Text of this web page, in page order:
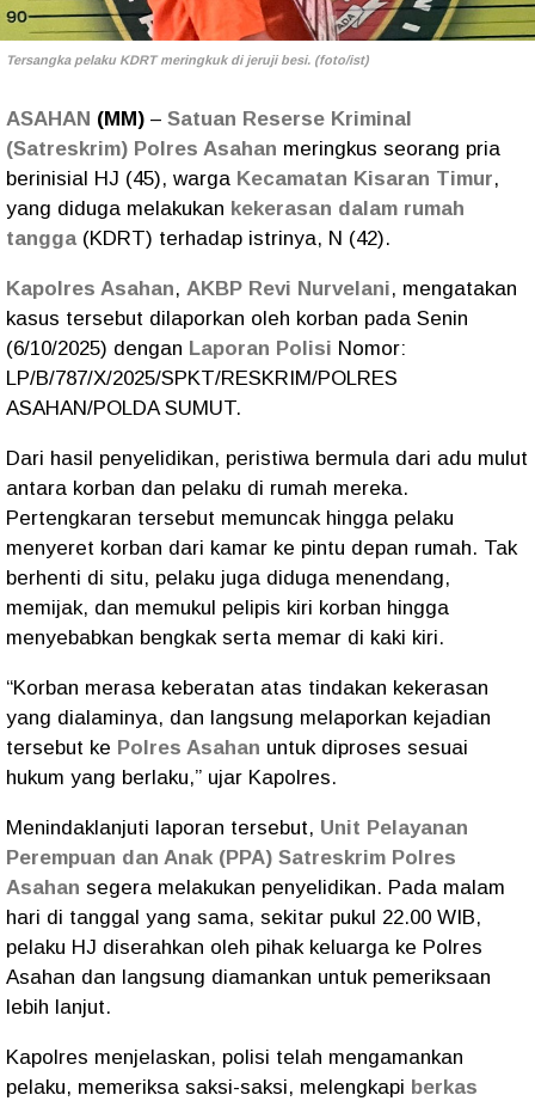
Tersangka pelaku KDRT meringkuk di jeruji besi. (foto/ist)
ASAHAN (MM) – Satuan Reserse Kriminal
(Satreskrim) Polres Asahan meringkus seorang pria
berinisial HJ (45), warga Kecamatan Kisaran Timur,
yang diduga melakukan kekerasan dalam rumah
tangga(KDRT) terhadap istrinya, N (42).
Kapolres Asahan, AKBP Revi Nurvelani, mengatakan
kasus tersebut dilaporkan oleh korban pada Senin
(6/10/2025) dengan Laporan Polisi Nomor:
LP/B/787/X/2025/SPKT/RESKRIM/POLRES
ASAHAN/POLDA SUMUT.
Dari hasil penyelidikan, peristiwa bermula dari adu mulut
antara korban dan pelaku di rumah mereka.
Pertengkaran tersebut memuncak hingga pelaku
menyeret korban dari kamar ke pintu depan rumah. Tak
berhenti di situ, pelaku juga diduga menendang,
memijak, dan memukul pelipis kiri korban hingga
menyebabkan bengkak serta memar di kaki kiri.
“Korban merasa keberatan atas tindakan kekerasan
yang dialaminya, dan langsung melaporkan kejadian
tersebut ke Polres Asahan untuk diproses sesuai
hukum yang berlaku,” ujar Kapolres.
Menindaklanjuti laporan tersebut, Unit Pelayanan
Perempuan dan Anak (PPA) Satreskrim Polres
Asahan segera melakukan penyelidikan. Pada malam
hari di tanggal yang sama, sekitar pukul 22.00 WIB,
pelaku HJ diserahkan oleh pihak keluarga ke Polres
Asahan dan langsung diamankan untuk pemeriksaan
lebih lanjut.
Kapolres menjelaskan, polisi telah mengamankan
pelaku, memeriksa saksi-saksi, melengkapi berkas